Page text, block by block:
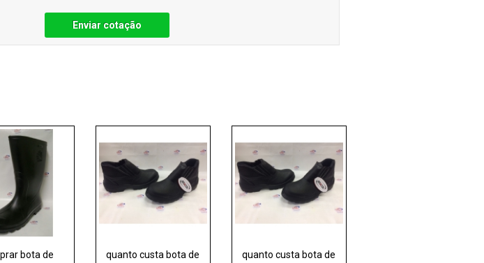
Enviar cotação
bota de
quanto custa bota de
quanto custa bota de